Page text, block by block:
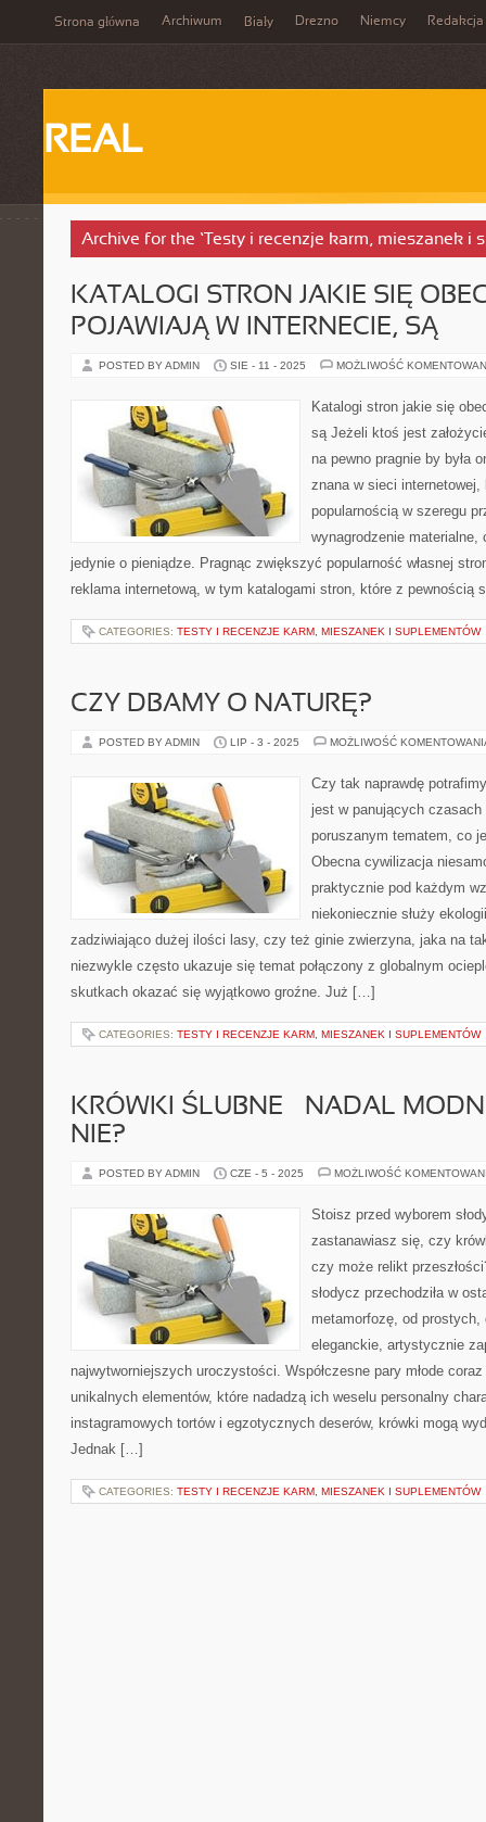
Strona główna Archiwum Biały Drezno Niemcy Redakcja
REAL
Archive for the ‘Testy i recenzje karm, mieszanek i
KATALOGI STRON JAKIE SIĘ
POJAWIAJĄ W INTERNECIE, SĄ
POSTED BY ADMIN SIE - 11 - 2025 MOŻLIWOŚĆ
Katalogi stron jakie się
są Jeżeli ktoś jest
na pewno pragnie by była
znana w sieci internetowej,
popularnością w szeregu
wynagrodzenie
jedynie o pieniądze. Pragnąc zwiększyć popularność własnej
reklama internetową, w tym katalogami stron, które z pewnością
CATEGORIES: TESTY I RECENZJE KARM, MIESZANEK I SUPLEMENTÓW
CZY DBAMY O NATURĘ?
POSTED BY ADMIN LIP - 3 - 2025 MOŻLIWOŚĆ
Czy tak naprawdę
jest w panujących
poruszanym tematem, co
Obecna cywilizacja
praktycznie pod każdym
niekoniecznie służy
zadziwiająco dużej ilości lasy, czy też ginie zwierzyna, jaka na
niezwykle często ukazuje się temat połączony z globalnym
skutkach okazać się wyjątkowo groźne. Już […]
CATEGORIES: TESTY I RECENZJE KARM, MIESZANEK I SUPLEMENTÓW
KRÓWKI ŚLUBNE – NADAL
NIE?
POSTED BY ADMIN CZE - 5 - 2025 MOŻLIWOŚĆ
Stoisz przed wyborem
zastanawiasz się, czy
czy może relikt
słodycz przechodziła w
metamorfozę, od
eleganckie, artystycznie
najwytworniejszych uroczystości. Współczesne pary młode
unikalnych elementów, które nadadzą ich weselu personalny
instagramowych tortów i egzotycznych deserów, krówki mogą
Jednak […]
CATEGORIES: TESTY I RECENZJE KARM, MIESZANEK I SUPLEMENTÓW